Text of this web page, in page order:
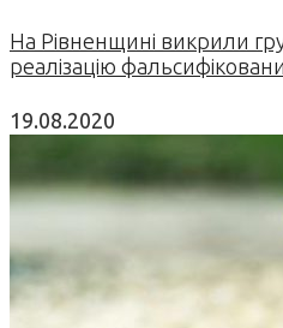
На Рівненщині викрили
реалізацію
19.08.2020